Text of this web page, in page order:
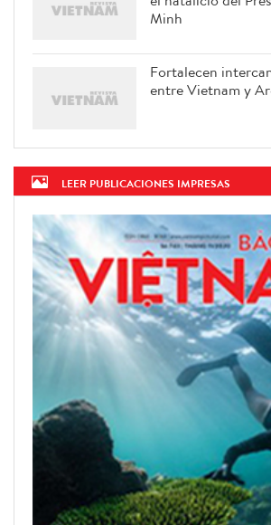
Celebran amplias
Minh
LEER PUBLICACIONES IMPRESAS